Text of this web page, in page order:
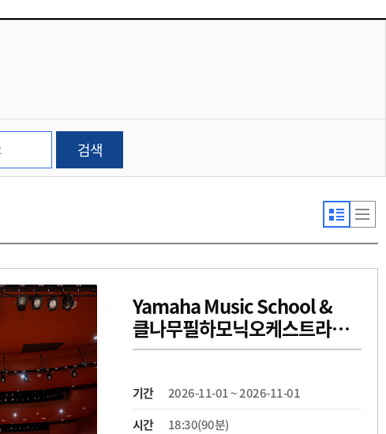
검색
Yamaha Music School &
클나무필하모닉오케스트라
FESTIVAL
기간
2026-11-01 ~ 2026-11-01
시간
18:30(90분)